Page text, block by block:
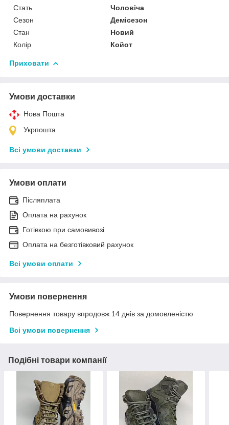
Стать
Чоловіча
Сезон
Демісезон
Стан
Новий
Колір
Койот
Приховати
Умови доставки
Нова Пошта
Укрпошта
Всі умови доставки
Умови оплати
Післяплата
Оплата на рахунок
Готівкою при самовивозі
Оплата на безготівковий рахунок
Всі умови оплати
Умови повернення
Повернення товару впродовж 14 днів за домовленістю
Всі умови повернення
Подібні товари компанії